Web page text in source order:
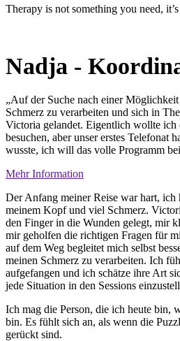
Therapy is not something you need,
Nadja -
„Auf der Suche nach einer
Schmerz zu verarbeiten und sich in
Victoria gelandet. Eigentlich wollte ich
besuchen, aber unser erstes Telefonat
wusste, ich will das volle Programm
Mehr Information
Der Anfang meiner Reise war hart, ich
meinem Kopf und viel Schmerz.
den Finger in die Wunden gelegt, mir
mir geholfen die richtigen Fragen für
auf dem Weg begleitet mich selbst
meinen Schmerz zu verarbeiten. Ich
aufgefangen und ich schätze ihre Art
jede Situation in den Sessions
Ich mag die Person, die ich heute bin,
bin. Es fühlt sich an, als wenn die
gerückt sind.